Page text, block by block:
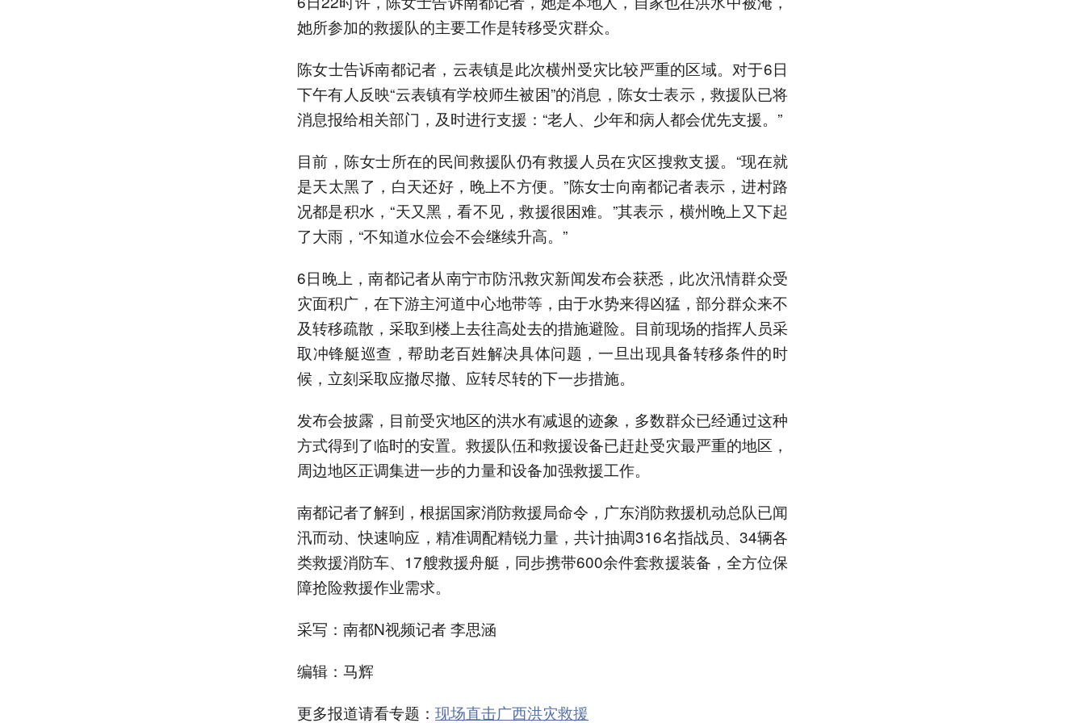
她所参加的救援队的主要工作是转移受灾群众。
陈女士告诉南都记者，云表镇是此次横州受灾比较严重的区域。对于6日
下午有人反映“云表镇有学校师生被困”的消息，陈女士表示，救援队已将
消息报给相关部门，及时进行支援：“老人、少年和病人都会优先支援。”
目前，陈女士所在的民间救援队仍有救援人员在灾区搜救支援。“现在就
是天太黑了，白天还好，晚上不方便。”陈女士向南都记者表示，进村路
况都是积水，“天又黑，看不见，救援很困难。”其表示，横州晚上又下起
了大雨，“不知道水位会不会继续升高。”
6日晚上，南都记者从南宁市防汛救灾新闻发布会获悉，此次汛情群众受
灾面积广，在下游主河道中心地带等，由于水势来得凶猛，部分群众来不
及转移疏散，采取到楼上去往高处去的措施避险。目前现场的指挥人员采
取冲锋艇巡查，帮助老百姓解决具体问题，一旦出现具备转移条件的时
候，立刻采取应撤尽撤、应转尽转的下一步措施。
发布会披露，目前受灾地区的洪水有减退的迹象，多数群众已经通过这种
方式得到了临时的安置。救援队伍和救援设备已赶赴受灾最严重的地区，
周边地区正调集进一步的力量和设备加强救援工作。
南都记者了解到，根据国家消防救援局命令，广东消防救援机动总队已闻
汛而动、快速响应，精准调配精锐力量，共计抽调316名指战员、34辆各
类救援消防车、17艘救援舟艇，同步携带600余件套救援装备，全方位保
障抢险救援作业需求。
采写：南都N视频记者 李思涵
编辑：马辉
更多报道请看专题： 现场直击广西洪灾救援